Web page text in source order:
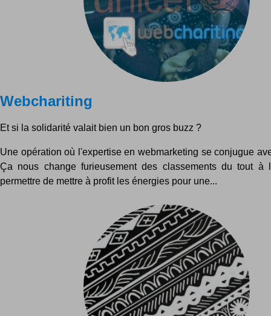
Webchariting
Et si la solidarité valait bien un bon gros buzz ?
Une opération où l'expertise en webmarketing se conjugue
Ça nous change furieusement des classements du tout à
permettre de mettre à profit les énergies pour une...